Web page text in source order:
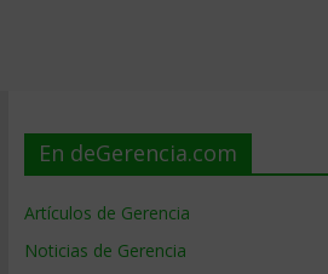
En deGerencia.com
Artículos de Gerencia
Noticias de Gerencia